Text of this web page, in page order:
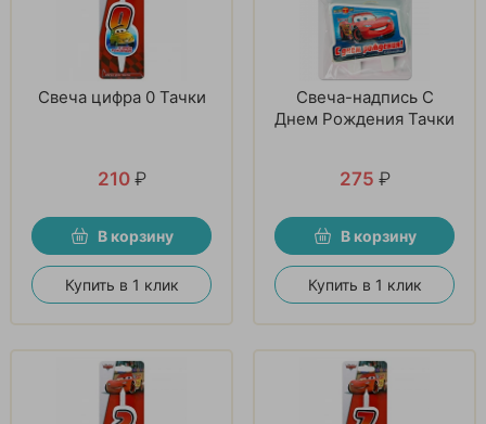
Свеча цифра 0 Тачки
210 ₽
В корзину
Купить в 1 клик
Свеча-надпись С
Днем Рождения Тачки
275 ₽
В корзину
Купить в 1 клик